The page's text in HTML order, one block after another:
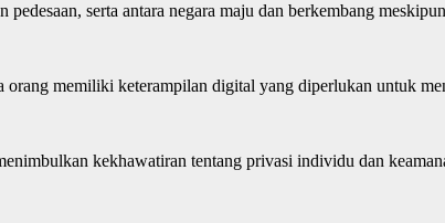
serta antara negara maju dan berkembang
memiliki keterampilan digital yang diperlukan untuk
kekhawatiran tentang privasi individu dan